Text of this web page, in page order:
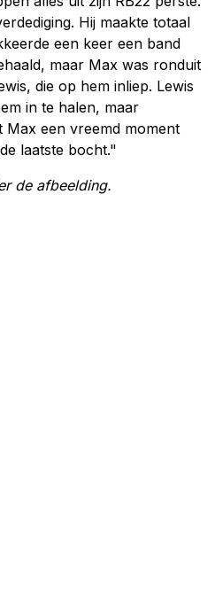
Hij maakte totaal
een keer een band
maar Max was ronduit
die op hem inliep. Lewis
in te halen, maar
Max een vreemd moment
laatste bocht."
de afbeelding.